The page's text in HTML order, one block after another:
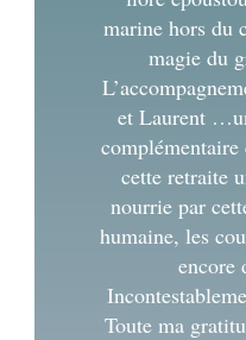
marine hors du
magie du
et Laurent
cette retraite
nourrie par
humaine, les
encore
Toute ma